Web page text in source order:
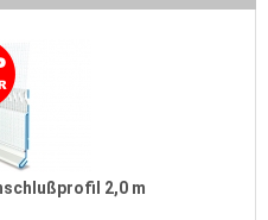
2,0 m